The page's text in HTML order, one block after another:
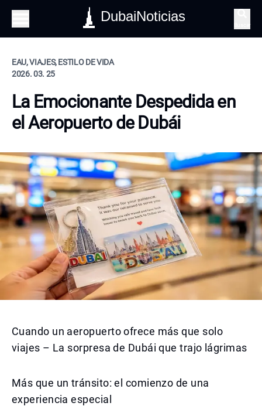
DubaiNoticias
EAU, VIAJES, ESTILO DE VIDA
2026. 03. 25
La Emocionante Despedida en
el Aeropuerto de Dubái
Cuando un aeropuerto ofrece más que solo
viajes – La sorpresa de Dubái que trajo lágrimas
Más que un tránsito: el comienzo de una
experiencia especial